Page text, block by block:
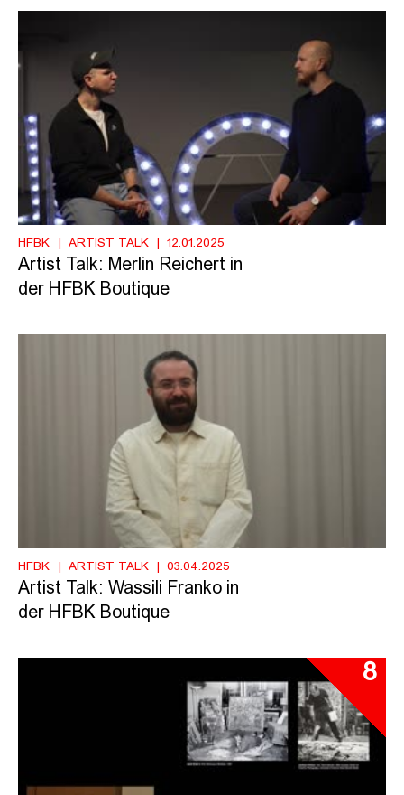
HFBK ARTIST TALK 12.01.2025
Artist Talk: Merlin Reichert in
der HFBK Boutique
HFBK ARTIST TALK 03.04.2025
Artist Talk: Wassili Franko in
der HFBK Boutique
8